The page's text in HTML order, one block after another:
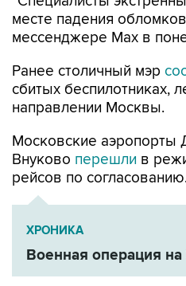
месте падения
мессенджере Max в
Ранее столичный мэр
сбитых беспилотниках,
направлении Москвы.
Московские аэропорты
Внуково перешли в
рейсов по
ХРОНИКА
Военная операция на